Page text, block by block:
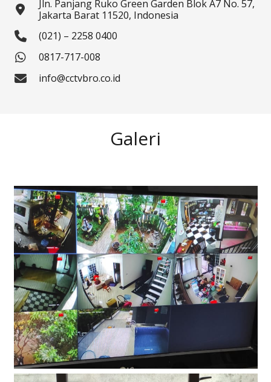
Jln. Panjang Ruko Green Garden Blok A7 No. 57,
Jakarta Barat 11520, Indonesia
(021) – 2258 0400
0817-717-008
info@cctvbro.co.id
Galeri